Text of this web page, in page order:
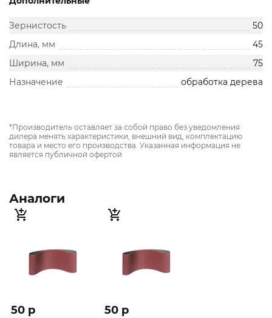
Зернистость
50
Длина, мм
45
Ширина, мм
75
Назначение
обработка дерева
*Производитель оставляет за собой право без уведомления
дилера менять характеристики, внешний вид, комплектацию
товара и место его производства. Указанная информация не
является публичной офертой
Аналоги
50 p 50 p